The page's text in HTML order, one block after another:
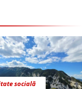
socială